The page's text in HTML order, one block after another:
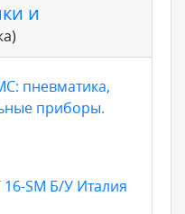
и
пневматика,
приборы.
SM Б/У Италия